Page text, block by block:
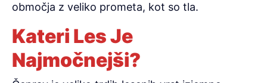
območja z veliko prometa, kot so tla.
Kateri Les Je
Najmočnejši?